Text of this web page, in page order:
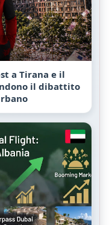
a Tirana e il
il dibattito